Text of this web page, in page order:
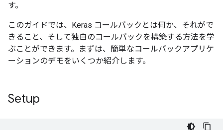
す。
このガイドでは、Keras コールバックとは何か、それがで
きること、そして独自のコールバックを構築する方法を学
ぶことができます。まずは、簡単なコールバックアプリケ
ーションのデモをいくつか紹介します。
Setup